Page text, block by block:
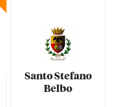
Santo Stefano
Belbo